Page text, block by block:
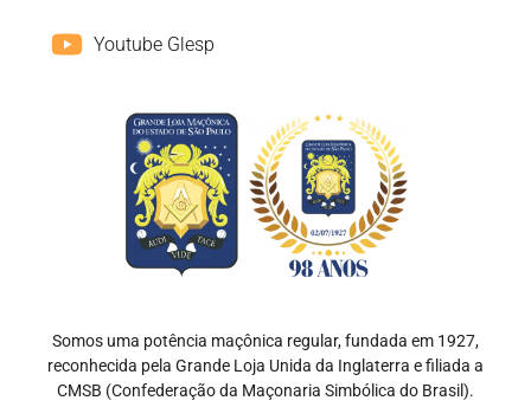
Youtube Glesp
Somos uma potência maçônica regular, fundada em 1927,
reconhecida pela Grande Loja Unida da Inglaterra e filiada a
CMSB (Confederação da Maçonaria Simbólica do Brasil).